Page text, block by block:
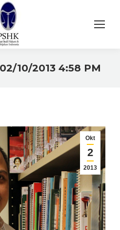
02/10/2013 4:58 PM
Okt
2
2013